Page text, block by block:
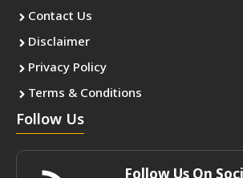
Contact Us
Disclaimer
Privacy Policy
Terms & Conditions
Follow Us